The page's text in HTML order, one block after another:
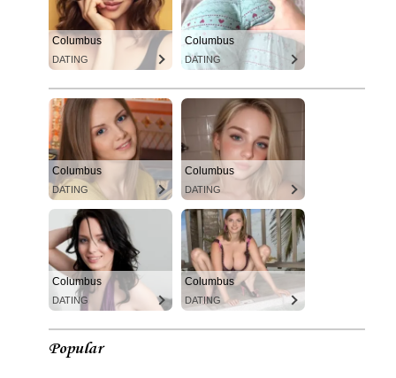
Columbus
DATING
Columbus
DATING
Columbus
DATING
Columbus
DATING
Columbus
DATING
Columbus
DATING
Popular